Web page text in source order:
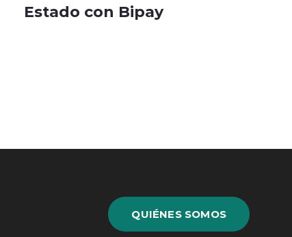
Estado con Bipay
QUIÉNES SOMOS